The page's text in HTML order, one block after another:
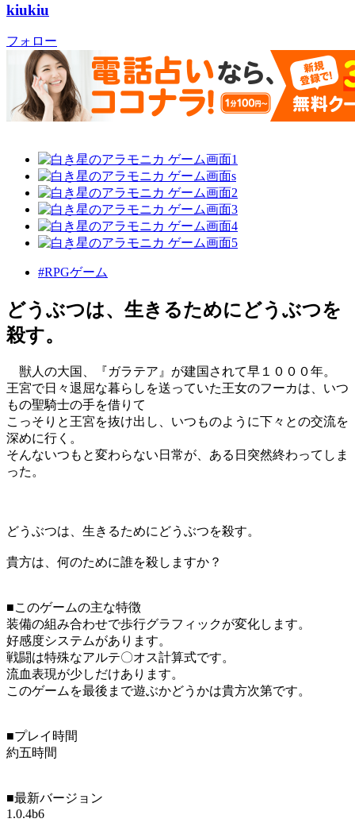
kiukiu
フォロー
#RPGゲーム
どうぶつは、生きるためにどうぶつを
殺す。
獣人の大国、『ガラテア』が建国されて早１０００年。
王宮で日々退屈な暮らしを送っていた王女のフーカは、いつ
もの聖騎士の手を借りて
こっそりと王宮を抜け出し、いつものように下々との交流を
深めに行く。
そんないつもと変わらない日常が、ある日突然終わってしま
った。
どうぶつは、生きるためにどうぶつを殺す。
貴方は、何のために誰を殺しますか？
■このゲームの主な特徴
装備の組み合わせで歩行グラフィックが変化します。
好感度システムがあります。
戦闘は特殊なアルテ〇オス計算式です。
流血表現が少しだけあります。
このゲームを最後まで遊ぶかどうかは貴方次第です。
■プレイ時間
約五時間
■最新バージョン
1.0.4b6